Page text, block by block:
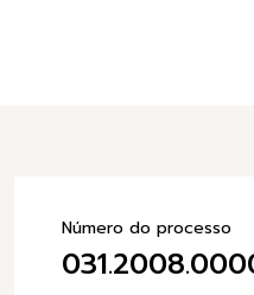
Número do processo